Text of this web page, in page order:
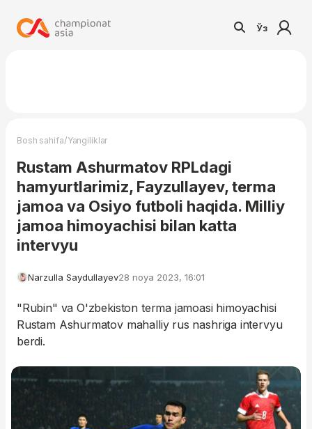
Ўз
Bosh sahifa/Yangiliklar
Rustam Ashurmatov RPLdagi
hamyurtlarimiz, Fayzullayev, terma
jamoa va Osiyo futboli haqida. Milliy
jamoa himoyachisi bilan katta
intervyu
Narzulla Saydullayev28 noya 2023, 16:01
"Rubin" va O'zbekiston terma jamoasi himoyachisi
Rustam Ashurmatov mahalliy rus nashriga intervyu
berdi.